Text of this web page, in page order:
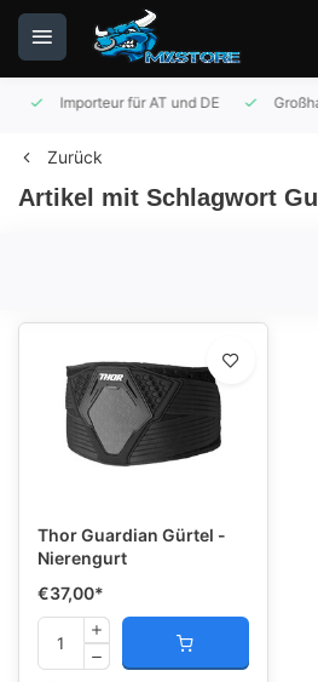
Importeur für AT und DE
Zurück
Artikel mit Schlagwort
Thor Guardian Gürtel -
Nierengurt
€37,00*